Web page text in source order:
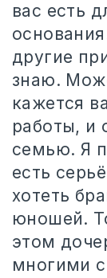
вас есть
другие
знаю.
кажется
работы, и
семью. Я
есть
хотеть
юношей.
этом
многими